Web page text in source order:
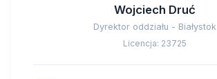
Wojciech Druć
Dyrektor oddziału - Białystok
Licencja: 23725